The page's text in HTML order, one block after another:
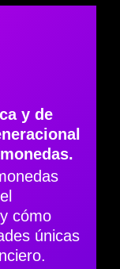
y de
cómo
únicas